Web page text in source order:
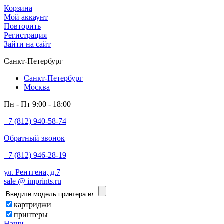
Корзина
Мой аккаунт
Повторить
Регистрация
Зайти на сайт
Санкт-Петербург
Санкт-Петербург
Москва
Пн - Пт 9:00 - 18:00
+7 (812) 940-58-74
Обратный звонок
+7 (812) 946-28-19
ул. Рентгена, д.7
sale @ imprints.ru
картриджи
принтеры